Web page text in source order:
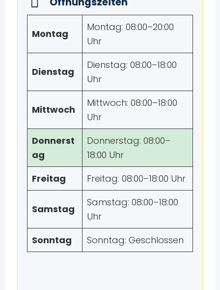
Montag
Montag: 08:00–20:00
Uhr
Dienstag
Dienstag: 08:00–18:00
Uhr
Mittwoch
Mittwoch: 08:00–18:00
Uhr
Donnerst
ag
Donnerstag: 08:00–
18:00 Uhr
Freitag
Freitag: 08:00–18:00 Uhr
Samstag
Samstag: 08:00–18:00
Uhr
Sonntag
Sonntag: Geschlossen